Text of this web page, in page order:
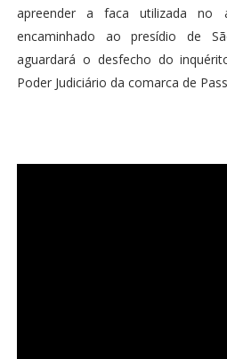
apreender a faca utilizada no
encaminhado ao presídio de
aguardará o desfecho do
Poder Judiciário da comarca de